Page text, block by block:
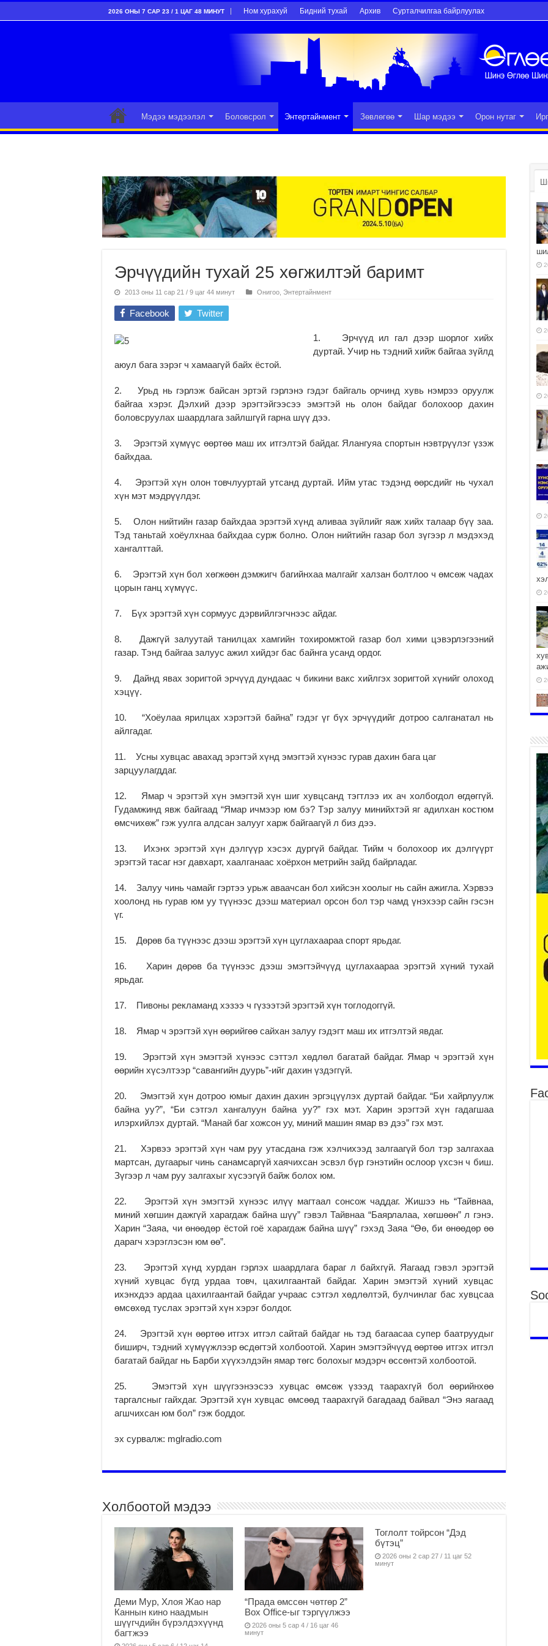
2026 ОНЫ 7 САР 23 / 1 ЦАГ 48 МИНУТ Ном хурахуй Бидний тухай Архив Сурталчилгаа байрлуулах
Мэдээ мэдээлэл Боловсрол Энтертайнмент Зөвлөгөө Шар мэдээ Орон нутаг
Эрчүүдийн тухай 25 хөгжилтэй баримт
2013 оны 11 сар 21 / 9 цаг 44 минут Онигоо Энтертайнмент
Facebook Twitter
1. Эрчүүд ил гал дээр шорлог хийх
дуртай. Учир нь тэдний хийж байгаа зүйлд
аюул бага зэрэг ч хамаагүй байх ёстой.
2. Урьд нь гэрлэж байсан эртэй гэрлэнэ гэдэг байгаль орчинд хувь нэмрээ оруулж
байгаа хэрэг. Дэлхий дээр эрэгтэйгээсээ эмэгтэй нь олон байдаг болохоор дахин
боловсруулах шаардлага зайлшгүй гарна шүү дээ.
3. Эрэгтэй хүмүүс өөртөө маш их итгэлтэй байдаг. Ялангуяа спортын нэвтрүүлэг үзэж
байхдаа.
4. Эрэгтэй хүн олон товчлууртай утсанд дуртай. Ийм утас тэдэнд өөрсдийг нь чухал
хүн мэт мэдрүүлдэг.
5. Олон нийтийн газар байхдаа эрэгтэй хүнд аливаа зүйлийг яаж хийх талаар бүү заа.
Тэд таньтай хоёулхнаа байхдаа сурж болно. Олон нийтийн газар бол зүгээр л мэдэхэд
хангалттай.
6. Эрэгтэй хүн бол хөгжөөн дэмжигч багийнхаа малгайг халзан болтлоо ч өмсөж чадах
цорын ганц хүмүүс.
7. Бүх эрэгтэй хүн сормуус дэрвийлгэгчнээс айдаг.
8. Дажгүй залуутай танилцах хамгийн тохиромжтой газар бол хими цэвэрлэгээний
газар. Тэнд байгаа залуус ажил хийдэг бас байнга усанд ордог.
9. Дайнд явах зоригтой эрчүүд дундаас ч бикини вакс хийлгэх зоригтой хүнийг олоход
хэцүү.
10. “Хоёулаа ярилцах хэрэгтэй байна” гэдэг үг бүх эрчүүдийг дотроо салганатал нь
айлгадаг.
11. Усны хувцас авахад эрэгтэй хүнд эмэгтэй хүнээс гурав дахин бага цаг
зарцуулагддаг.
12. Ямар ч эрэгтэй хүн эмэгтэй хүн шиг хувцсанд тэгтлээ их ач холбогдол өгдөггүй.
Гудамжинд явж байгаад “Ямар ичмээр юм бэ? Тэр залуу минийхтэй яг адилхан костюм
өмсчихөж” гэж уулга алдсан залууг харж байгаагүй л биз дээ.
13. Ихэнх эрэгтэй хүн дэлгүүр хэсэх дургүй байдаг. Тийм ч болохоор их дэлгүүрт
эрэгтэй тасаг нэг давхарт, хаалганаас хоёрхон метрийн зайд байрладаг.
14. Залуу чинь чамайг гэртээ урьж аваачсан бол хийсэн хоолыг нь сайн ажигла. Хэрвээ
хоолонд нь гурав юм уу түүнээс дээш материал орсон бол тэр чамд үнэхээр сайн гэсэн
үг.
15. Дөрөв ба түүнээс дээш эрэгтэй хүн цуглахаараа спорт ярьдаг.
16. Харин дөрөв ба түүнээс дээш эмэгтэйчүүд цуглахаараа эрэгтэй хүний тухай
ярьдаг.
17. Пивоны рекламанд хэзээ ч гүзээтэй эрэгтэй хүн тоглодоггүй.
18. Ямар ч эрэгтэй хүн өөрийгөө сайхан залуу гэдэгт маш их итгэлтэй явдаг.
19. Эрэгтэй хүн эмэгтэй хүнээс сэттэл хөдлөл багатай байдаг. Ямар ч эрэгтэй хүн
өөрийн хүсэлтээр “савангийн дуурь”-ийг дахин үздэггүй.
20. Эмэгтэй хүн дотроо юмыг дахин дахин эргэцүүлэх дуртай байдаг. “Би хайрлуулж
байна уу?”, “Би сэтгэл хангалуун байна уу?” гэх мэт. Харин эрэгтэй хүн гадагшаа
илэрхийлэх дуртай. “Манай баг хожсон уу, миний машин ямар вэ дээ” гэх мэт.
21. Хэрвээ эрэгтэй хүн чам руу утасдана гэж хэлчихээд залгаагүй бол тэр залгахаа
мартсан, дугаарыг чинь санамсаргүй хаячихсан эсвэл бүр гэнэтийн ослоор үхсэн ч биш.
Зүгээр л чам руу залгахыг хүсээгүй байж болох юм.
22. Эрэгтэй хүн эмэгтэй хүнээс илүү магтаал сонсож чаддаг. Жишээ нь “Тайвнаа,
миний хөгшин дажгүй харагдаж байна шүү” гэвэл Тайвнаа “Баярлалаа, хөгшөөн” л гэнэ.
Харин “Заяа, чи өнөөдөр ёстой гоё харагдаж байна шүү” гэхэд Заяа “Өө, би өнөөдөр өө
дарагч хэрэглэсэн юм өө”.
23. Эрэгтэй хүнд хурдан гэрлэх шаардлага бараг л байхгүй. Яагаад гэвэл эрэгтэй
хүний хувцас бүгд урдаа товч, цахилгаантай байдаг. Харин эмэгтэй хүний хувцас
ихэнхдээ ардаа цахилгаантай байдаг учраас сэтгэл хөдлөлтэй, булчинлаг бас хувцсаа
өмсөхөд туслах эрэгтэй хүн хэрэг болдог.
24. Эрэгтэй хүн өөртөө итгэх итгэл сайтай байдаг нь тэд багаасаа супер баатруудыг
биширч, тэдний хүмүүжлээр өсдөгтэй холбоотой. Харин эмэгтэйчүүд өөртөө итгэх итгэл
багатай байдаг нь Барби хүүхэлдэйн ямар төгс болохыг мэдэрч өссөнтэй холбоотой.
25. Эмэгтэй хүн шүүгээнээсээ хувцас өмсөж үзээд таарахгүй бол өөрийнхөө
таргалсныг гайхдаг. Эрэгтэй хүн хувцас өмсөөд таарахгүй багадаад байвал “Энэ яагаад
агшчихсан юм бол” гэж боддог.
эх сурвалж: mglradio.com
Холбоотой мэдээ
Деми Мур, Хлоя Жао нар
Каннын кино наадмын
шүүгчдийн бүрэлдэхүүнд
багтжээ
“Прада өмссөн чөтгөр 2”
Box Office-ыг тэргүүлжээ
2026 оны 5 сар 4 / 16 цаг 46
минут
Тоглолт тойрсон “Дэд
бүтэц”
2026 оны 2 сар 27 / 11 цаг 52
минут